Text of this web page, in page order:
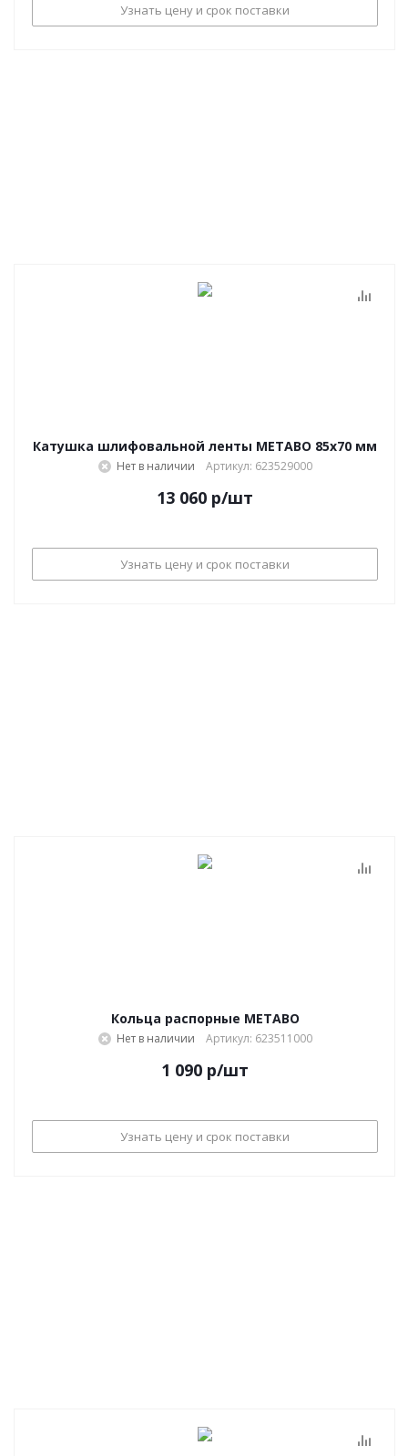
Узнать цену и срок поставки
Катушка шлифовальной ленты METABO 85x70 мм
Нет в наличии Артикул: 623529000
13 060 р/шт
Узнать цену и срок поставки
Кольца распорные METABO
Нет в наличии Артикул: 623511000
1 090 р/шт
Узнать цену и срок поставки